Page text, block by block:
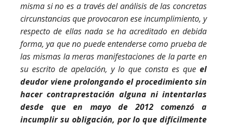
misma si no es a través del análisis de las concretas
circunstancias que provocaron ese incumplimiento, y
respecto de ellas nada se ha acreditado en debida
forma, ya que no puede entenderse como prueba de
las mismas la meras manifestaciones de la parte en
su escrito de apelación, y lo que consta es que el
deudor viene prolongando el procedimiento sin
hacer contraprestación alguna ni intentarlas
desde que en mayo de 2012 comenzó a
incumplir su obligación, por lo que difícilmente